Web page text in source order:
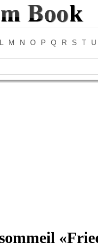
L M N O P Q R S T U
«